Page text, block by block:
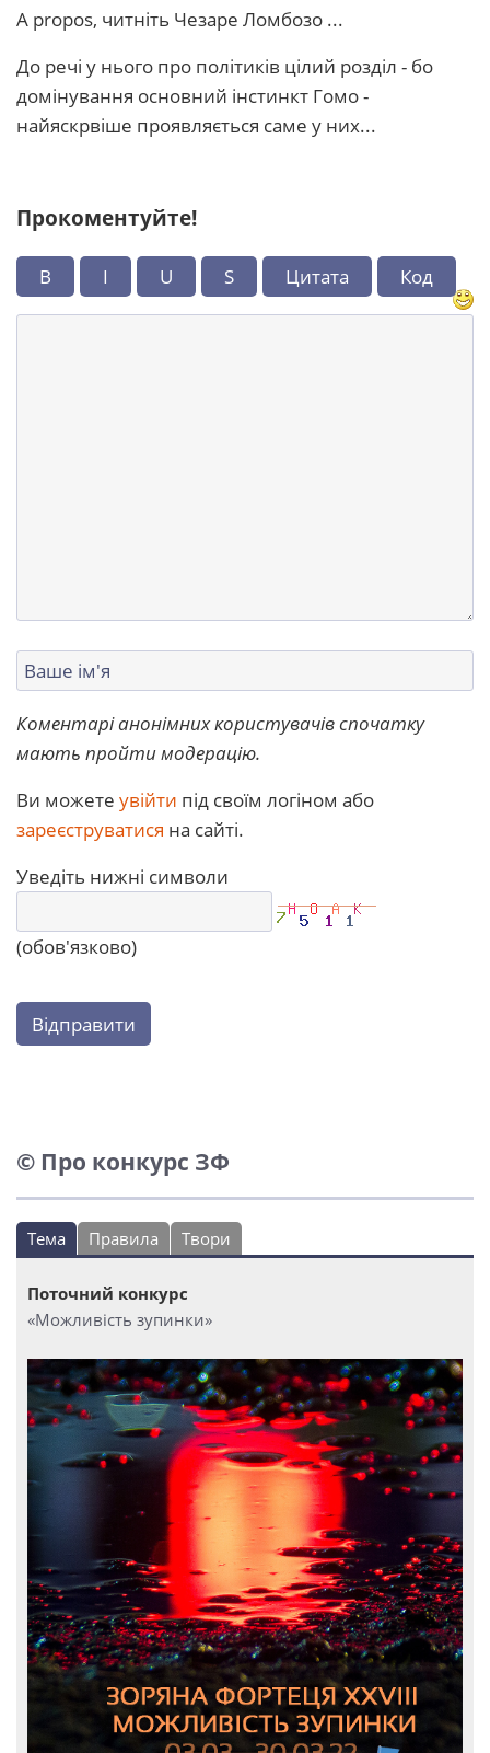
A propos, читніть Чезаре Ломбозо ...
До речі у нього про політиків цілий розділ - бо
домінування основний інстинкт Гомо -
найяскрвіше проявляється саме у них...
Прокоментуйте!
B I U S Цитата Код
Коментарі анонімних користувачів спочатку
мають пройти модерацію.
Ви можете увійти під своїм логіном або
зареєструватися на сайті.
Уведіть нижні символи
(обов'язково)
Відправити
© Про конкурс ЗФ
Тема Правила Твори
Поточний конкурс
«Можливість зупинки»